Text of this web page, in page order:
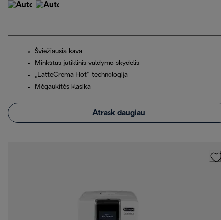
Šviežiausia kava
Minkštas jutiklinis valdymo skydelis
„LatteCrema Hot“ technologija
Mėgaukitės klasika
Atrask daugiau